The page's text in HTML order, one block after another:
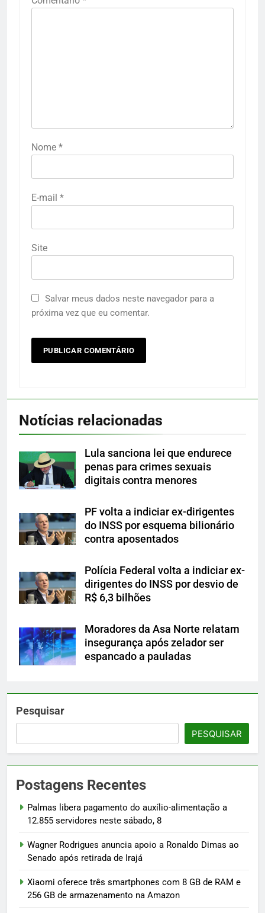
Nome *
E-mail *
Site
Salvar meus dados neste navegador para a
próxima vez que eu comentar.
Notícias relacionadas
Lula sanciona lei que endurece
penas para crimes sexuais
digitais contra menores
PF volta a indiciar ex-dirigentes
do INSS por esquema bilionário
contra aposentados
Polícia Federal volta a indiciar ex-
dirigentes do INSS por desvio de
R$ 6,3 bilhões
Moradores da Asa Norte relatam
insegurança após zelador ser
espancado a pauladas
Pesquisar
PESQUISAR
Postagens Recentes
Palmas libera pagamento do auxílio-alimentação a
12.855 servidores neste sábado, 8
Wagner Rodrigues anuncia apoio a Ronaldo Dimas ao
Senado após retirada de Irajá
Xiaomi oferece três smartphones com 8 GB de RAM e
256 GB de armazenamento na Amazon